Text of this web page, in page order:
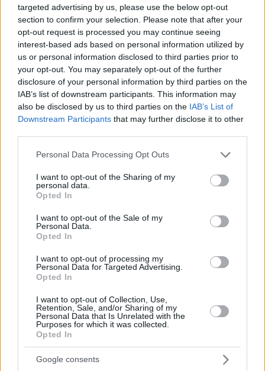
targeted advertising by us, please use the below opt-out
section to confirm your selection. Please note that after your
opt-out request is processed you may continue seeing
interest-based ads based on personal information utilized by
us or personal information disclosed to third parties prior to
your opt-out. You may separately opt-out of the further
disclosure of your personal information by third parties on the
IAB’s list of downstream participants. This information may
also be disclosed by us to third parties on the IAB’s List of
Downstream Participants that may further disclose it to other
Please note that this website/app uses one or more Google
not limited to your visit or usage behaviour. You may click to
grant or deny consent to Google and its third-party tags to
use your data for below specified purposes in below Google
consent section.
Personal Data Processing Opt Outs
I want to opt-out of the Sharing of my
personal data.
Opted In
I want to opt-out of the Sale of my
Personal Data.
Opted In
I want to opt-out of processing my
Personal Data for Targeted Advertising.
Opted In
I want to opt-out of Collection, Use,
Retention, Sale, and/or Sharing of my
Personal Data that Is Unrelated with the
Purposes for which it was collected.
Opted In
Google consents
Της Eurohoops Team/
Ο 29χρονος NBAer δεν είχε παίξει στο πρώτο φιλικό των